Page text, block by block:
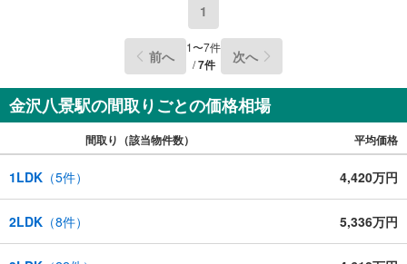
るだけで、支払い総額に大きな変化が生じます。取引の多
い弊社は金融機関の特色、傾向、トレンドを熟知しており
ますので、お客様のニーズにあった金融機関をご紹介させ
て頂きます。
1
前へ 1〜7件
/7件 次へ
金沢八景駅の間取りごとの価格相場
間取り（該当物件数） 平均価格
1LDK （5件） 4,420万円
2LDK （8件） 5,336万円